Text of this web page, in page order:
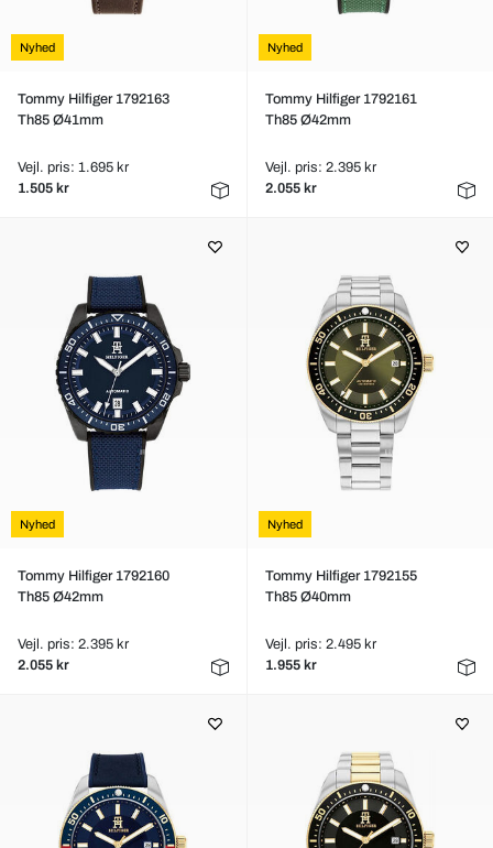
Nyhed
Tommy Hilfiger 1792163
Th85 Ø41mm
Vejl. pris: 1.695 kr
1.505 kr
Nyhed
Tommy Hilfiger 1792161
Th85 Ø42mm
Vejl. pris: 2.395 kr
2.055 kr
Nyhed
Tommy Hilfiger 1792160
Th85 Ø42mm
Vejl. pris: 2.395 kr
2.055 kr
Nyhed
Tommy Hilfiger 1792155
Th85 Ø40mm
Vejl. pris: 2.495 kr
1.955 kr